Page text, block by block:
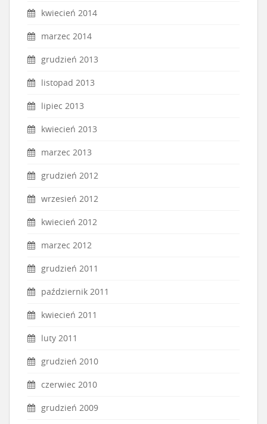
kwiecień 2014
marzec 2014
grudzień 2013
listopad 2013
lipiec 2013
kwiecień 2013
marzec 2013
grudzień 2012
wrzesień 2012
kwiecień 2012
marzec 2012
grudzień 2011
październik 2011
kwiecień 2011
luty 2011
grudzień 2010
czerwiec 2010
grudzień 2009